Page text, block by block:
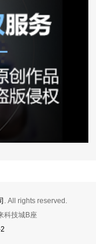
. All rights reserved.
科技城B座